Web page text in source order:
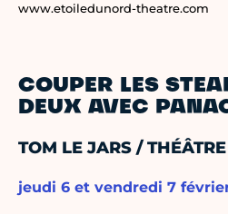
www.etoiledunord-theatre.com
COUPER LES
DEUX AVEC
TOM LE JARS /
jeudi 6 et vendredi 7